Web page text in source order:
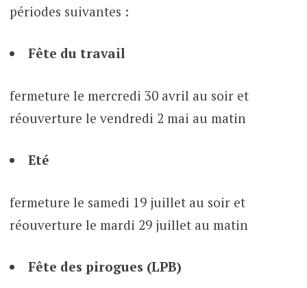
périodes suivantes :
Fête du travail
fermeture le mercredi 30 avril au soir et
réouverture le vendredi 2 mai au matin
Eté
fermeture le samedi 19 juillet au soir et
réouverture le mardi 29 juillet au matin
Fête des pirogues (LPB)